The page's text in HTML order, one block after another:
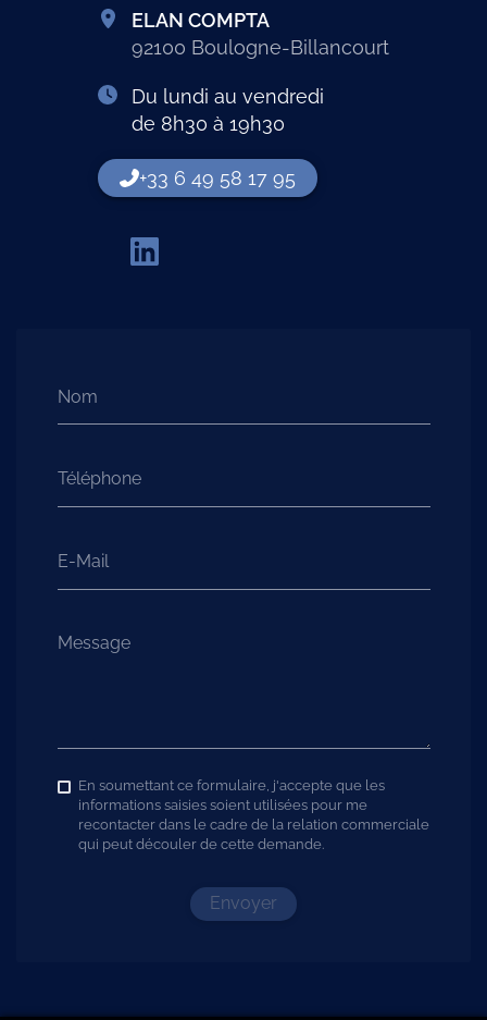
Nom
Téléphone
E-Mail
Message
En soumettant ce formulaire, j'accepte que les
informations saisies soient utilisées pour me
recontacter dans le cadre de la relation commerciale
qui peut découler de cette demande.
Envoyer
ELAN COMPTA
92100 Boulogne-Billancourt
Du lundi au vendredi
de 8h30 à 19h30
+33 6 49 58 17 95